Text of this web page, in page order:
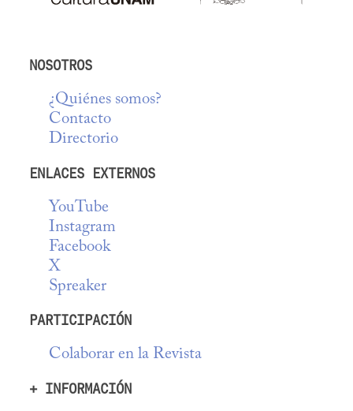
NOSOTROS
¿Quiénes somos?
Contacto
Directorio
ENLACES EXTERNOS
YouTube
Instagram
Facebook
X
Spreaker
PARTICIPACIÓN
Colaborar en la Revista
+ INFORMACIÓN